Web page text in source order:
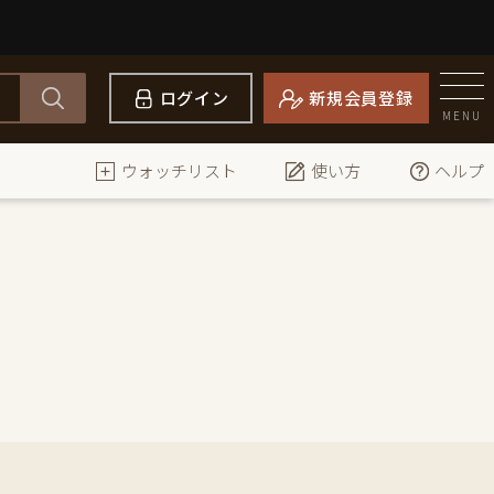
ログイン 新規会員登録
MENU
ウォッチリスト 使い方 ヘルプ